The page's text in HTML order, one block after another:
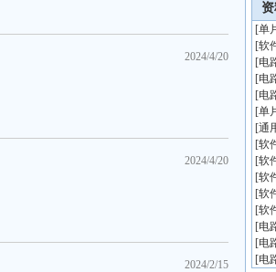
2024/4/20
2024/4/20
2024/2/15
[单
[软
[电
[电
[电
[单
[通
[软
[软
[软
[软
[软
[电
[电
[电